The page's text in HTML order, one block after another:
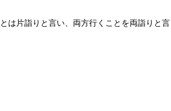
は片詣りと言い、両方行くことを両詣りと言